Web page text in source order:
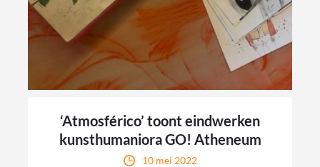
‘Atmosférico’ toont eindwerken
kunsthumaniora GO! Atheneum
10 mei 2022